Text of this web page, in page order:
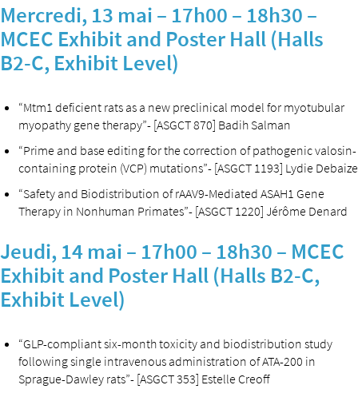
Mercredi, 13 mai – 17h00 – 18h30 –
MCEC Exhibit and Poster Hall (Halls
B2-C, Exhibit Level)
“Mtm1 deficient rats as a new preclinical model for myotubular
myopathy gene therapy”- [ASGCT 870] Badih Salman
“Prime and base editing for the correction of pathogenic valosin-
containing protein (VCP) mutations”- [ASGCT 1193] Lydie Debaize
“Safety and Biodistribution of rAAV9-Mediated ASAH1 Gene
Therapy in Nonhuman Primates”- [ASGCT 1220] Jérôme Denard
Jeudi, 14 mai – 17h00 – 18h30 – MCEC
Exhibit and Poster Hall (Halls B2-C,
Exhibit Level)
“GLP-compliant six-month toxicity and biodistribution study
following single intravenous administration of ATA-200 in
Sprague-Dawley rats”- [ASGCT 353] Estelle Creoff